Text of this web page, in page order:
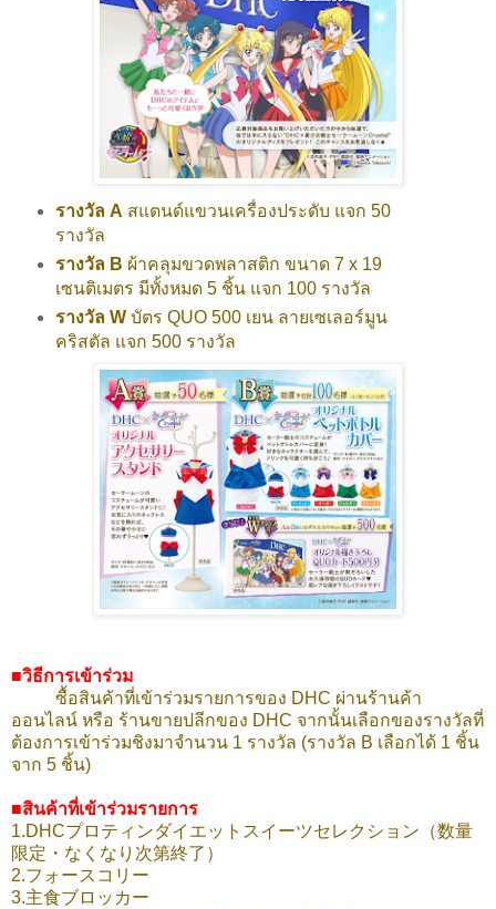
รางวัล A สแตนด์แขวนเครื่องประดับ แจก 50
รางวัล
รางวัล B ผ้าคลุมขวดพลาสติก ขนาด 7 x 19
เซนติเมตร มีทั้งหมด 5 ชิ้น แจก 100 รางวัล
รางวัล W บัตร QUO 500 เยน ลายเซเลอร์มูน
คริสตัล แจก 500 รางวัล
■วิธีการเข้าร่วม
ซื้อสินค้าที่เข้าร่วมรายการของ DHC ผ่านร้านค้า
ออนไลน์ หรือ ร้านขายปลีกของ DHC จากนั้นเลือกของรางวัลที่
ต้องการเข้าร่วมชิงมาจำนวน 1 รางวัล (รางวัล B เลือกได้ 1 ชิ้น
จาก 5 ชิ้น)
■สินค้าที่เข้าร่วมรายการ
1.DHCプロティンダイエットスイーツセレクション（数量
限定・なくなり次第終了）
2.フォースコリー
3.主食ブロッカー